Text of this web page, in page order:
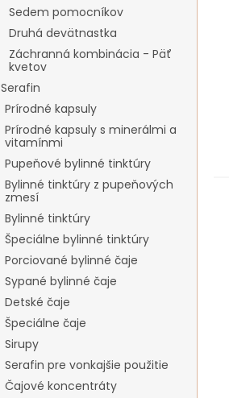
Sedem pomocníkov
Druhá devätnastka
Záchranná kombinácia - Päť
kvetov
Serafin
Prírodné kapsuly
Prírodné kapsuly s minerálmi a
vitamínmi
Pupeňové bylinné tinktúry
Bylinné tinktúry z pupeňových
zmesí
Bylinné tinktúry
Špeciálne bylinné tinktúry
Porciované bylinné čaje
Sypané bylinné čaje
Detské čaje
Špeciálne čaje
Sirupy
Serafin pre vonkajšie použitie
Čajové koncentráty